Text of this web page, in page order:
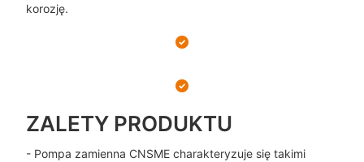
korozję.
ZALETY PRODUKTU
- Pompa zamienna CNSME charakteryzuje się takimi